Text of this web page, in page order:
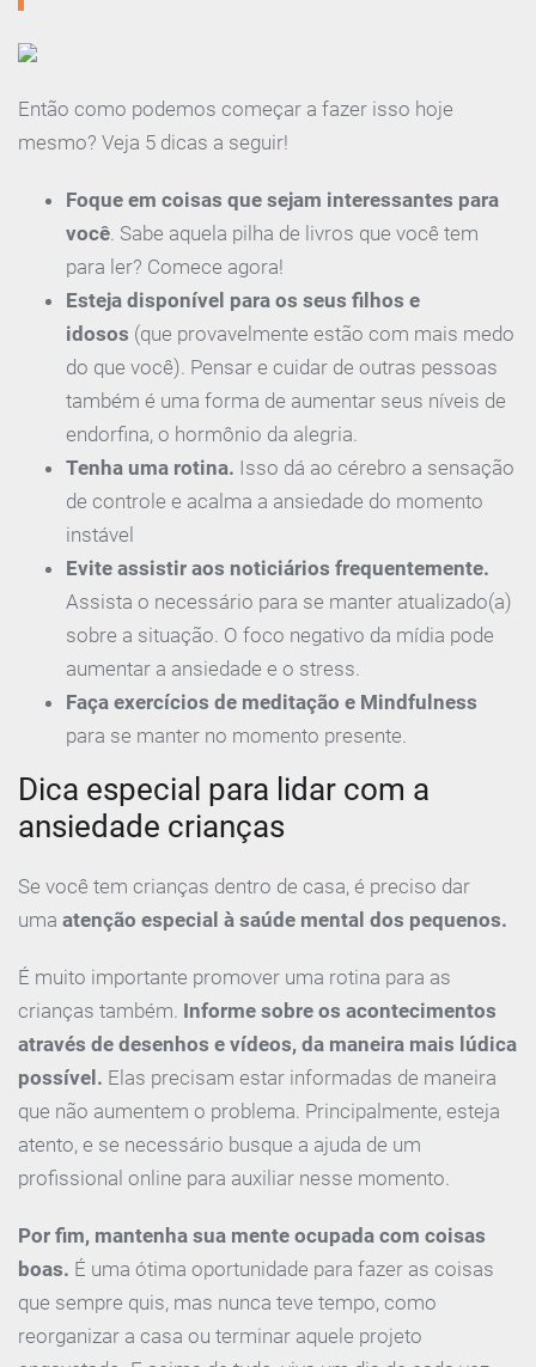
Então como podemos começar a fazer isso hoje
mesmo? Veja 5 dicas a seguir!
Foque em coisas que sejam interessantes para
você . Sabe aquela pilha de livros que você tem
para ler? Comece agora!
Esteja disponível para os seus filhos e
idosos (que provavelmente estão com mais medo
do que você). Pensar e cuidar de outras pessoas
também é uma forma de aumentar seus níveis de
endorfina, o hormônio da alegria.
Tenha uma rotina. Isso dá ao cérebro a sensação
de controle e acalma a ansiedade do momento
instável
Evite assistir aos noticiários frequentemente.
Assista o necessário para se manter atualizado(a)
sobre a situação. O foco negativo da mídia pode
aumentar a ansiedade e o stress.
Faça exercícios de meditação e Mindfulness
para se manter no momento presente.
Dica especial para lidar com a
ansiedade crianças
Se você tem crianças dentro de casa, é preciso dar
uma atenção especial à saúde mental dos pequenos.
É muito importante promover uma rotina para as
crianças também. Informe sobre os acontecimentos
através de desenhos e vídeos, da maneira mais lúdica
possível. Elas precisam estar informadas de maneira
que não aumentem o problema. Principalmente, esteja
atento, e se necessário busque a ajuda de um
profissional online para auxiliar nesse momento.
Por fim, mantenha sua mente ocupada com coisas
boas. É uma ótima oportunidade para fazer as coisas
que sempre quis, mas nunca teve tempo, como
reorganizar a casa ou terminar aquele projeto